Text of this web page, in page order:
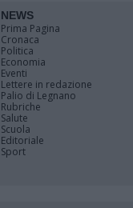
NEWS
Prima Pagina
Cronaca
Politica
Economia
Eventi
Lettere in redazione
Palio di Legnano
Rubriche
Salute
Scuola
Editoriale
Sport